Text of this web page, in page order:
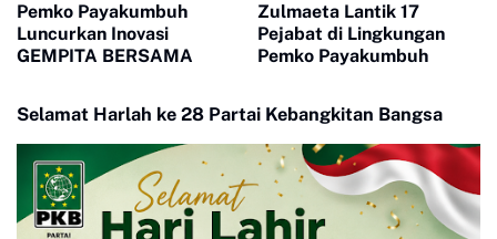
Pemko Payakumbuh
Luncurkan Inovasi
GEMPITA BERSAMA
Zulmaeta Lantik 17
Pejabat di Lingkungan
Pemko Payakumbuh
Selamat Harlah ke 28 Partai Kebangkitan Bangsa